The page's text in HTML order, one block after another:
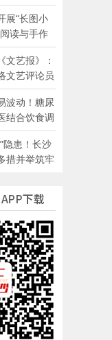
展“长图小
读与手作
成长
文艺报》：
文艺评论员
波动！糖尿
结合饮食调
隐患！长沙
措并举筑牢